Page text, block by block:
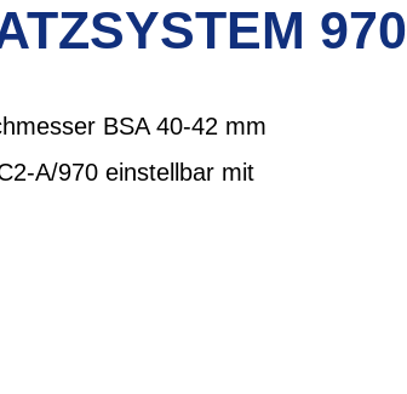
970
BSA 40-42 mm
A/970 einstellbar mit